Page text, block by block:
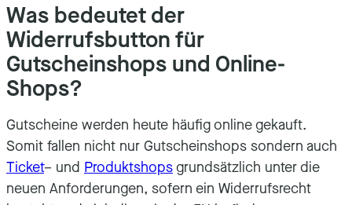
Was bedeutet der
Widerrufsbutton für
Gutscheinshops und Online-
Shops?
Gutscheine werden heute häufig online gekauft.
Somit fallen nicht nur Gutscheinshops sondern auch
Ticket– und Produktshopsgrundsätzlich unter die
neuen Anforderungen, sofern ein Widerrufsrecht